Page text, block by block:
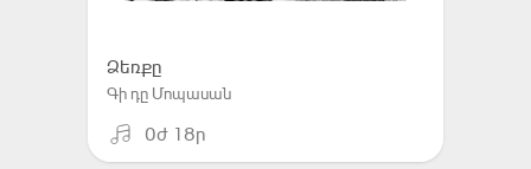
Ձեռքը
Գի դը Մոպասան
0ժ 18ր